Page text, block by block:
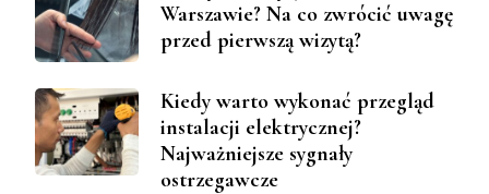
Warszawie? Na co zwrócić uwagę
przed pierwszą wizytą?
Kiedy warto wykonać przegląd
instalacji elektrycznej?
Najważniejsze sygnały
ostrzegawcze